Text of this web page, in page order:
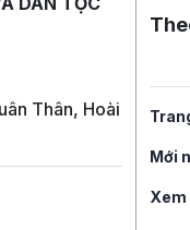
Thân, Hoài
Mới
Xem